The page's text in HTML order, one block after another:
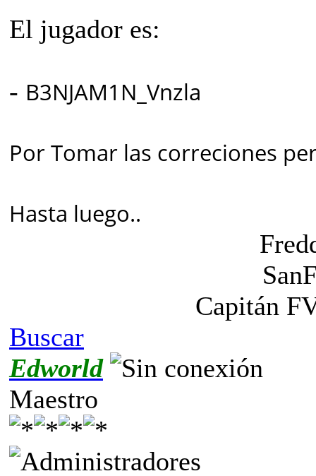
El jugador es:
- B3NJAM1N_Vnzla
Por Tomar las correciones
Hasta luego..
Capitán
Buscar
Edworld
Maestro